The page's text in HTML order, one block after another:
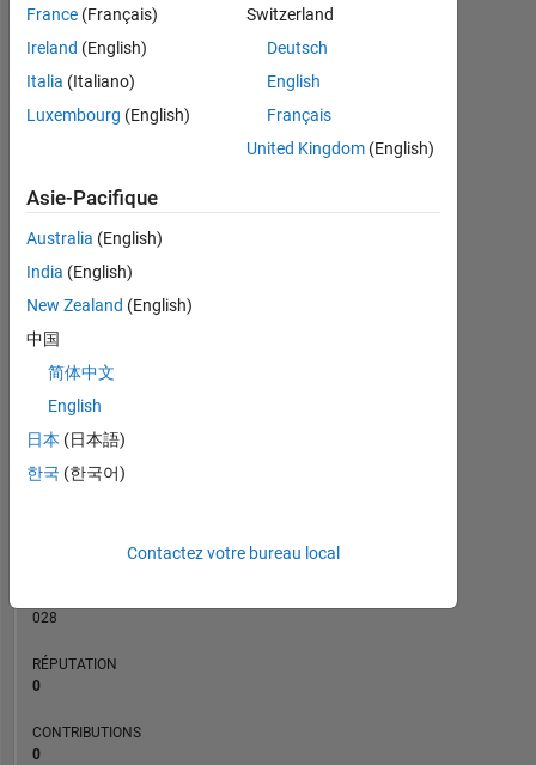
Tableau de bord
Statistiques
MATLAB Answers
CONTRIBUTIONS L
0
1
2
028
RÉPUTATION
0
CONTRIBUTIONS
0
France (Français)
Ireland (English)
Italia (Italiano)
Luxembourg (English)
Switzerland
Deutsch
English
Français
United Kingdom(English)
Asie-Pacifique
Australia (English)
India (English)
New Zealand (English)
中国
简体中文
English
日本 (日本語)
한국 (한국어)
Contactez votre bureau local